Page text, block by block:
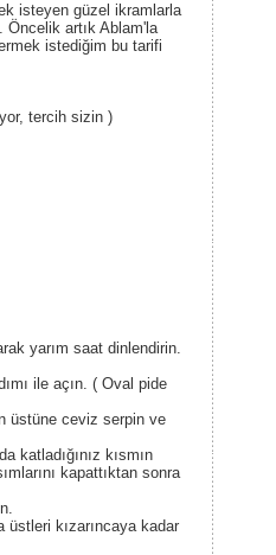
isteyen güzel ikramlarla
Öncelik artık Ablam'la
istediğim bu tarifi
tercih sizin )
yarım saat dinlendirin.
ile açın. ( Oval pide
üstüne ceviz serpin ve
katladığınız kısmın
kapattıktan sonra
üstleri kızarıncaya kadar